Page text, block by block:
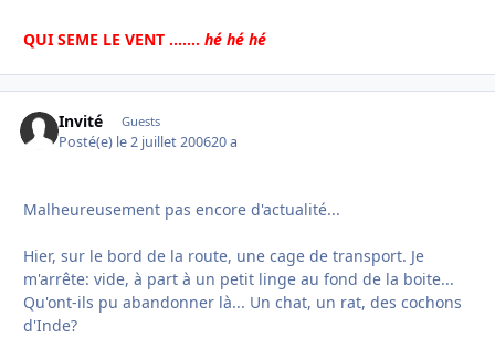
QUI SEME LE VENT ....... hé hé hé
Invité Guests
Posté(e) le 2 juillet 200620 a
Malheureusement pas encore d'actualité...
Hier, sur le bord de la route, une cage de transport. Je
m'arrête: vide, à part à un petit linge au fond de la boite...
Qu'ont-ils pu abandonner là... Un chat, un rat, des cochons
d'Inde?